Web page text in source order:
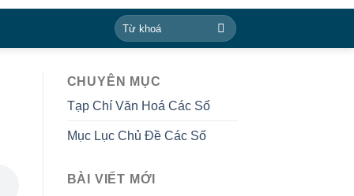
CHUYÊN MỤC
Tạp Chí Văn Hoá Các Số
Mục Lục Chủ Đề Các Số
BÀI VIẾT MỚI